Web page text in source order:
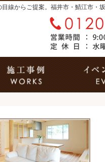
商品ラインナップ 施工事例